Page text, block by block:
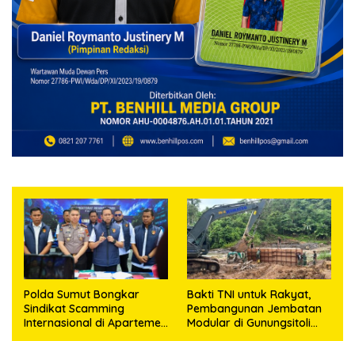
Polda Sumut Bongkar
Sindikat Scamming
Internasional di Apartemen
Bakti TNI untuk Rakyat,
Pembangunan Jembatan
Modular di Gunungsitoli